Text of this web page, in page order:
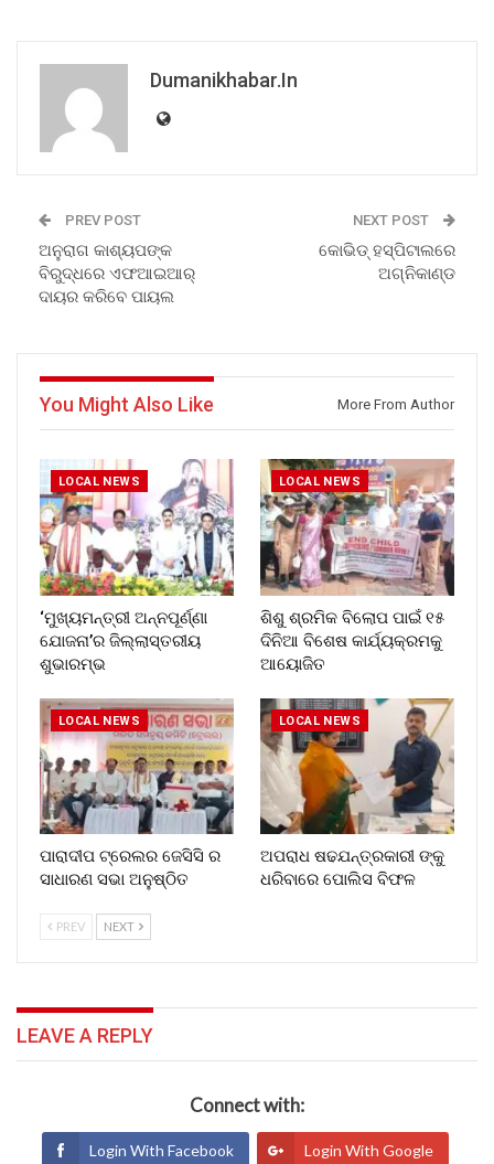
Dumanikhabar.in
PREV POST
ଅନୁରାଗ କାଶ୍ୟପଙ୍କ
ବିରୁଦ୍ଧରେ ଏଫଆଇଆର୍
ଦାୟର କରିବେ ପାୟଲ
NEXT POST
କୋଭିଡ୍ ହସ୍ପିଟାଲରେ
ଅଗ୍ନିକାଣ୍ଡ
You Might Also Like More From Author
LOCAL NEWS
‘ମୁଖ୍ୟମନ୍ତ୍ରୀ ଅନ୍ନପୂର୍ଣ୍ଣା
ଯୋଜନା’ର ଜିଲ୍ଲାସ୍ତରୀୟ
ଶୁଭାରମ୍ଭ
LOCAL NEWS
ଶିଶୁ ଶ୍ରମିକ ବିଲୋପ ପାଇଁ ୧୫
ଦିନିଆ ବିଶେଷ କାର୍ଯ୍ୟକ୍ରମକୁ
ଆୟୋଜିତ
LOCAL NEWS
ପାରାଦୀପ ଟ୍ରେଲର ଜେସିସି ର
ସାଧାରଣ ସଭା ଅନୁଷ୍ଠିତ
LOCAL NEWS
ଅପରାଧ ଷଢଯନ୍ତ୍ରକାରୀ ଙ୍କୁ
ଧରିବାରେ ପୋଲିସ ବିଫଳ
PREV NEXT
LEAVE A REPLY
Connect with:
Login With Facebook Login With Google